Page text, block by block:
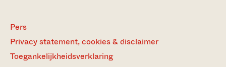
Pers
Privacy statement, cookies & disclaimer
Toegankelijkheidsverklaring